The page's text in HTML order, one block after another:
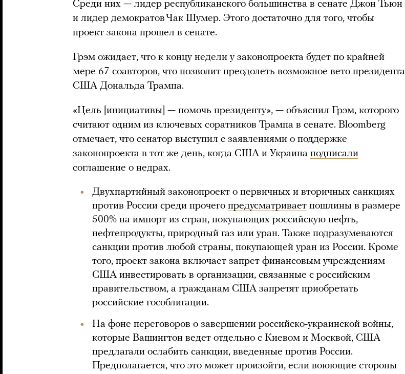
Среди них — лидер республиканского большинства в сенате Джон Тьюн
и лидер демократов Чак Шумер. Этого достаточно для того, чтобы
проект закона прошел в сенате.
Грэм ожидает, что к концу недели у законопроекта будет по крайней
мере 67 соавторов, что позволит преодолеть возможное вето президента
США Дональда Трампа.
«Цель [инициативы] — помочь президенту», — объяснил Грэм, которого
считают одним из ключевых соратников Трампа в сенате. Bloomberg
отмечает, что сенатор выступил с заявлениями о поддержке
законопроекта в тот же день, когда США и Украина подписали
соглашение о недрах.
Двухпартийный законопроект о первичных и вторичных санкциях
против России среди прочего предусматривает пошлины в размере
500% на импорт из стран, покупающих российскую нефть,
нефтепродукты, природный газ или уран. Также подразумеваются
санкции против любой страны, покупающей уран из России. Кроме
того, проект закона включает запрет финансовым учреждениям
США инвестировать в организации, связанные с российским
правительством, а гражданам США запретят приобретать
российские гособлигации.
На фоне переговоров о завершении российско-украинской войны,
которые Вашингтон ведет отдельно с Киевом и Москвой, США
предлагали ослабить санкции, введенные против России.
Предполагается, что это может произойти, если воюющие стороны